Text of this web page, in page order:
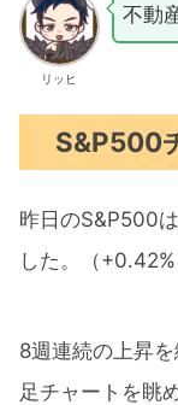
リッヒ
不動
S&P500
昨日のS&P500
した。（+0.42%
8週連続の上昇
足チャートを眺